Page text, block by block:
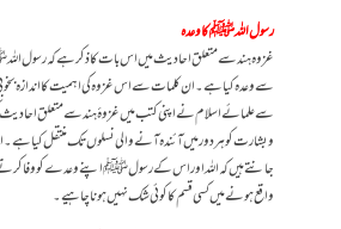
رسول اللہ ﷺ کا وعدہ
غزوہ ہند سے متعلق احادیث میں اس بات کا ذکر ہے کہ رسول
سے وعدہ کیا ہے۔ ان کلمات سے اس غزوہ کی اہمیت کا اندازہ
سے علمائے اسلام نے اپنی کتب میں غزوۂ ہند سے متعلق
و بشارت کو ہر دور میں آئندہ آنے والی نسلوں تک منتقل کیا ہے۔
جانتے ہیں کہ اللہ اور اس کے رسول ﷺ اپنے وعدے کو وفا
واقع ہونے میں کسی قسم کا کوئی شک نہیں ہونا چاہیے۔